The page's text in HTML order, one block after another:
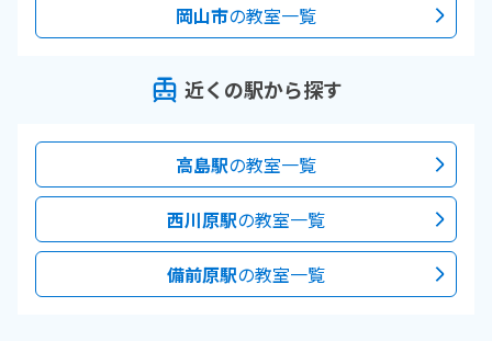
岡山市の教室一覧
近くの駅から探す
高島駅の教室一覧
西川原駅の教室一覧
備前原駅の教室一覧